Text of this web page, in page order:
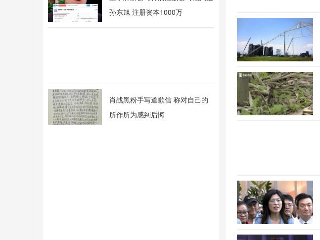
孙东旭 注册资本1000万
肖战黑粉手写道歉信 称对自己的
所作所为感到后悔